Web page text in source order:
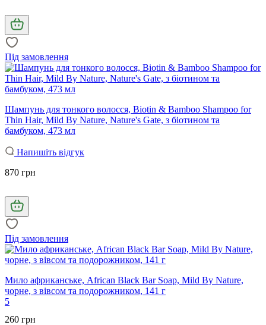
Під замовлення
Шампунь для тонкого волосся, Biotin & Bamboo Shampoo for
Thin Hair, Mild By Nature, Nature's Gate, з біотином та
бамбуком, 473 мл
Напишіть відгук
870 грн
Під замовлення
Мило африканське, African Black Bar Soap, Mild By Nature,
чорне, з вівсом та подорожником, 141 г
5
260 грн